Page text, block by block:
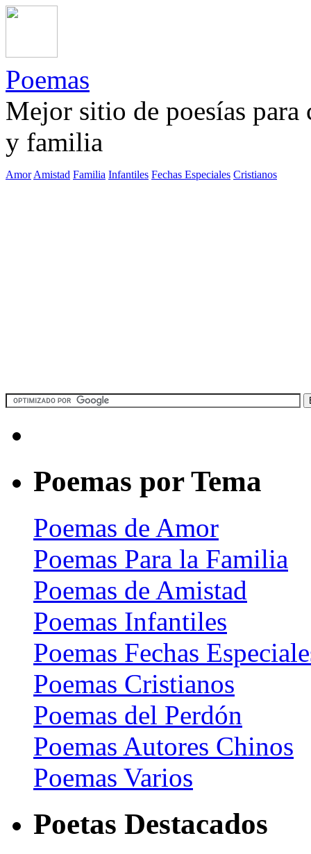
Poemas
Mejor sitio de poesías
y familia
Amor Amistad Familia Infantiles Fechas Especiales Cristianos
Poemas por Tema
Poemas de Amor
Poemas Para la Familia
Poemas de Amistad
Poemas Infantiles
Poemas Fechas
Poemas Cristianos
Poemas del Perdón
Poemas Autores Chinos
Poemas Varios
Poetas Destacados